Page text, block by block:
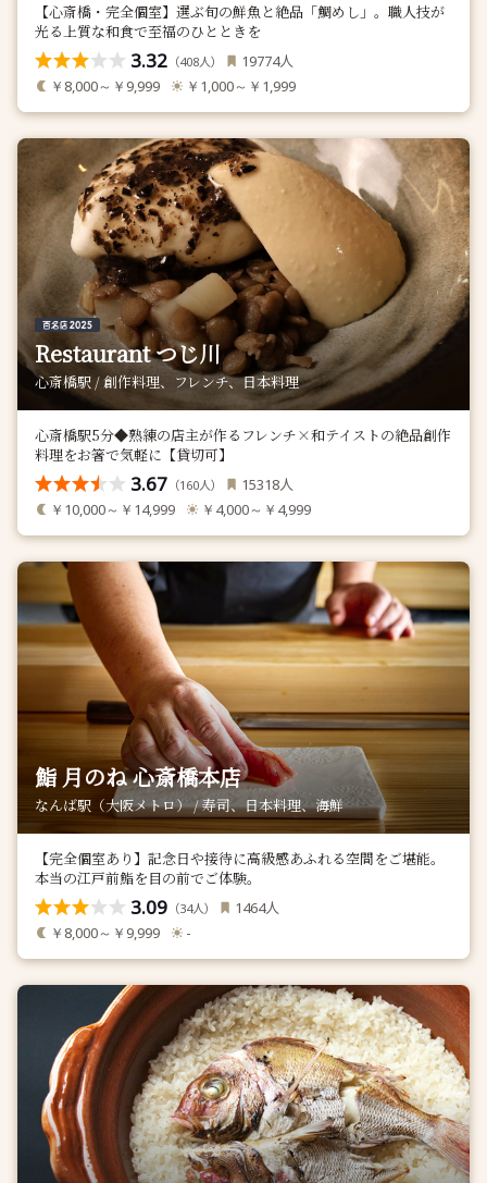
【心斎橋・完全個室】選ぶ旬の鮮魚と絶品「鯛めし」。職人技が
光る上質な和食で至福のひとときを
3.32 （408人） 19774人
￥8,000～￥9,999 ￥1,000～￥1,999
Restaurant つじ川
心斎橋駅 / 創作料理、フレンチ、日本料理
心斎橋駅5分◆熟練の店主が作るフレンチ×和テイストの絶品創作
料理をお箸で気軽に【貸切可】
3.67 （160人） 15318人
￥10,000～￥14,999 ￥4,000～￥4,999
鮨 月のね 心斎橋本店
なんば駅（大阪メトロ） / 寿司、日本料理、海鮮
【完全個室あり】記念日や接待に高級感あふれる空間をご堪能。
本当の江戸前鮨を目の前でご体験。
3.09 （34人） 1464人
￥8,000～￥9,999 -